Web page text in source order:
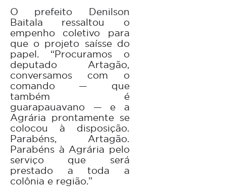
O prefeito Denilson
Baitala ressaltou o
empenho coletivo para
que o projeto saísse do
papel. “Procuramos o
deputado Artagão,
conversamos com o
comando — que
também é
guarapauavano — e a
Agrária prontamente se
colocou à disposição.
Parabéns, Artagão.
Parabéns à Agrária pelo
serviço que será
prestado a toda a
colônia e região.”